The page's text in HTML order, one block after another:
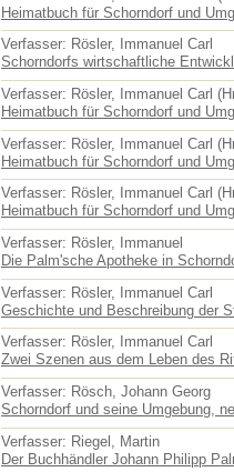
Heimatbuch für Schorndorf und
Verfasser: Rösler, Immanuel Carl
Schorndorfs wirtschaftliche
Verfasser: Rösler, Immanuel Carl
Heimatbuch für Schorndorf und
Verfasser: Rösler, Immanuel Carl
Heimatbuch für Schorndorf und
Verfasser: Rösler, Immanuel Carl
Heimatbuch für Schorndorf und
Verfasser: Rösler, Immanuel
Die Palm'sche Apotheke in
Verfasser: Rösler, Immanuel Carl
Geschichte und Beschreibung der
Verfasser: Rösler, Immanuel Carl
Zwei Szenen aus dem Leben des
Verfasser: Rösch, Johann Georg
Schorndorf und seine Umgebung,
Verfasser: Riegel, Martin
Der Buchhändler Johann Philipp